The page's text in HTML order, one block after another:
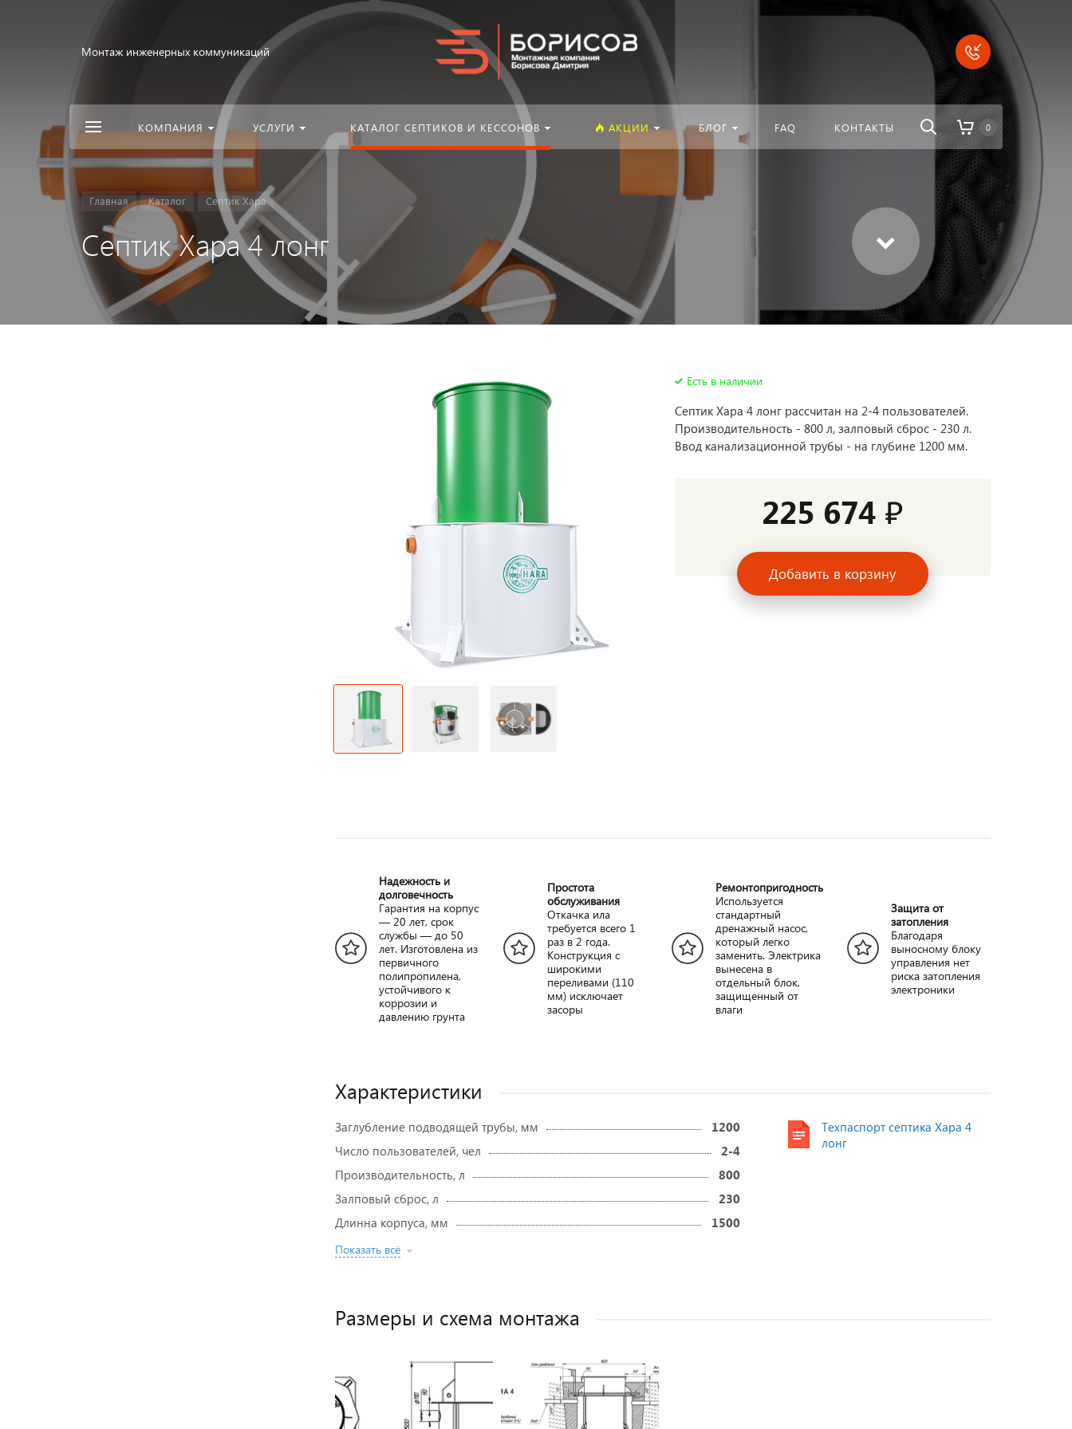
Монтаж инженерных коммуникаций
КОМПАНИЯ УСЛУГИ КАТАЛОГ СЕПТИКОВ И КЕССОНОВ АКЦИИ БЛОГ FAQ КОНТАКТЫ 0
Главная Каталог Септик Хара
Септик Хара 4 лонг
Есть в наличии
Септик Хара 4 лонг рассчитан на 2-4 пользователей.
Производительность - 800 л, залповый сброс - 230 л.
Ввод канализационной трубы - на глубине 1200 мм.
225 674 ₽
Добавить в корзину
Надежность и
долговечность
Гарантия на корпус
— 20 лет, срок
службы — до 50
лет. Изготовлена из
первичного
полипропилена,
устойчивого к
коррозии и
давлению грунта
Простота
обслуживания
Откачка ила
требуется всего 1
раз в 2 года.
Конструкция с
широкими
переливами (110
мм) исключает
засоры
Ремонтопригодность
Используется
стандартный
дренажный насос,
который легко
заменить. Электрика
вынесена в
отдельный блок,
защищенный от
влаги
Защита от
затопления
Благодаря
выносному блоку
управления нет
риска затопления
электроники
Характеристики
Заглубление подводящей трубы, мм
1200
Число пользователей, чел
2-4
Производительность, л
800
Залповый сброс, л
230
Длинна корпуса, мм
1500
Показать всё
Техпаспорт септика Хара 4
лонг
Размеры и схема монтажа